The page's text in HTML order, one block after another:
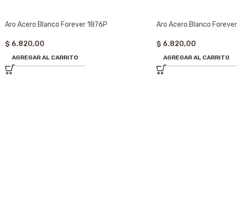
Aro Acero Blanco Forever 1876P
$ 6.820,00
AGREGAR AL CARRITO
Aro Acero Blanco
$ 6.820,00
AGREGAR AL CARRITO